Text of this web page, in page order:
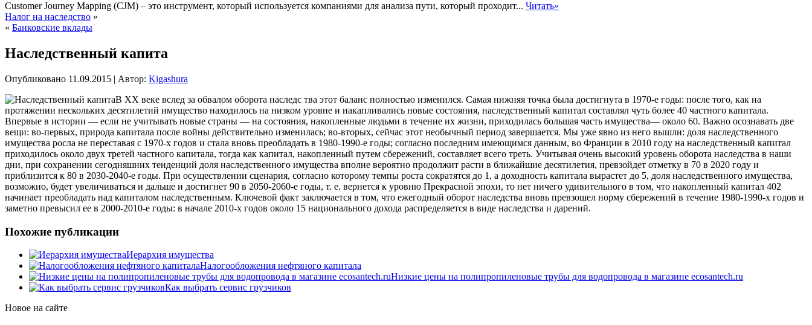
Customer Journey Mapping (CJM) – это инструмент, который используется компаниями для анализа пути, который проходит... Читать»
Налог на наследство »
« Банковские вклады
Наследственный капита
Опубликовано 11.09.2015 | Автор: Kigashura
В XX веке вслед за обвалом оборота наследс тва этот баланс полностью изменился. Самая нижняя точка была достигнута в 1970-е годы: после того, как на
протяжении нескольких десятилетий имущество находилось на низком уровне и накапливались новые состояния, наследственный капитал составлял чуть более 40 частного капитала.
Впервые в истории — если не учитывать новые страны — на состояния, накопленные людьми в течение их жизни, приходилась большая часть имущества— около 60. Важно осознавать две
вещи: во-первых, природа капитала после войны действительно изменилась; во-вторых, сейчас этот необычный период завершается. Мы уже явно из него вышли: доля наследственного
имущества росла не переставая с 1970-х годов и стала вновь преобладать в 1980-1990-е годы; согласно последним имеющимся данным, во Франции в 2010 году на наследственный капитал
приходилось около двух третей частного капитала, тогда как капитал, накопленный путем сбережений, составляет всего треть. Учитывая очень высокий уровень оборота наследства в наши
дни, при сохранении сегодняшних тенденций доля наследственного имущества вполне вероятно продолжит расти в ближайшие десятилетия, превзойдет отметку в 70 в 2020 году и
приблизится к 80 в 2030-2040-е годы. При осуществлении сценария, согласно которому темпы роста сократятся до 1, а доходность капитала вырастет до 5, доля наследственного имущества,
возможно, будет увеличиваться и дальше и достигнет 90 в 2050-2060-е годы, т. е. вернется к уровню Прекрасной эпохи, то нет ничего удивительного в том, что накопленный капитал 402
начинает преобладать над капиталом наследственным. Ключевой факт заключается в том, что ежегодный оборот наследства вновь превзошел норму сбережений в течение 1980-1990-х годов и
заметно превысил ее в 2000-2010-е годы: в начале 2010-х годов около 15 национального дохода распределяется в виде наследства и дарений.
Похожие публикации
Иерархия имущества
Налогообложения нефтяного капитала
Низкие цены на полипропиленовые трубы для водопровода в магазине ecosantech.ru
Как выбрать сервис грузчиков
Новое на сайте